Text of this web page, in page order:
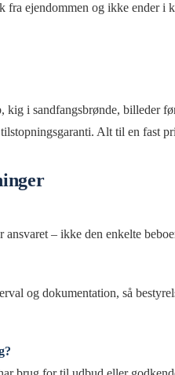
fra ejendommen og ikke ender i
kig i sandfangsbrønde, billeder
Alt til en fast
– ikke den enkelte
og dokumentation, så